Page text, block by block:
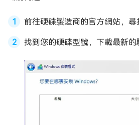
前往硬碟製造商的官方網站，尋
找到您的硬碟型號，下載最新的